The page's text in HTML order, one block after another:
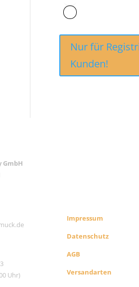
Nur für
Kunden!
Uhr)
Impressum
Datenschutz
AGB
Versandarten